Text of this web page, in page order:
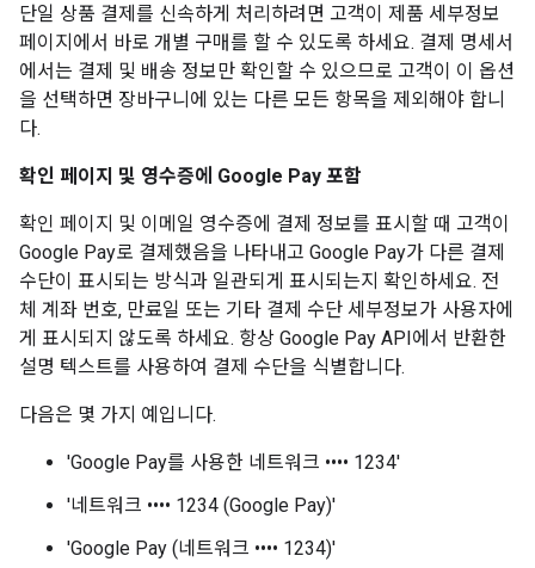
단일 상품 결제를 신속하게 처리하려면 고객이 제품 세부정보
페이지에서 바로 개별 구매를 할 수 있도록 하세요. 결제 명세서
에서는 결제 및 배송 정보만 확인할 수 있으므로 고객이 이 옵션
을 선택하면 장바구니에 있는 다른 모든 항목을 제외해야 합니
다.
확인 페이지 및 영수증에 Google Pay 포함
확인 페이지 및 이메일 영수증에 결제 정보를 표시할 때 고객이
Google Pay로 결제했음을 나타내고 Google Pay가 다른 결제
수단이 표시되는 방식과 일관되게 표시되는지 확인하세요. 전
체 계좌 번호, 만료일 또는 기타 결제 수단 세부정보가 사용자에
게 표시되지 않도록 하세요. 항상 Google Pay API에서 반환한
설명 텍스트를 사용하여 결제 수단을 식별합니다.
다음은 몇 가지 예입니다.
'Google Pay를 사용한 네트워크 •••• 1234'
'네트워크 •••• 1234 (Google Pay)'
'Google Pay (네트워크 •••• 1234)'